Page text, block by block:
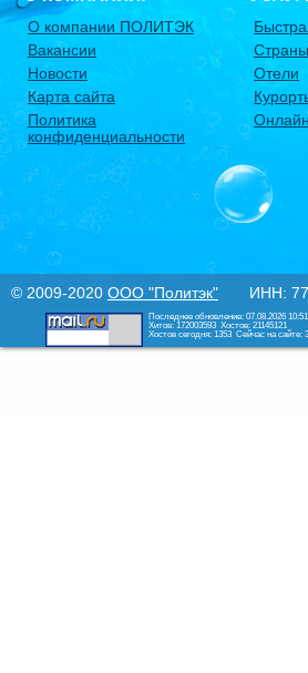
О компании ПОЛИТЭК
Вакансии
Новости
Карта сайта
Политика
конфиденциальности
Страны
Отели
© 2009-2020 ООО "Политэк" ИНН:
Последнее обновление: 07.08.2026
Хитов: 172003593 Хостов: 21145121
Хостов сегодня: 1353 Сейчас на сайте: